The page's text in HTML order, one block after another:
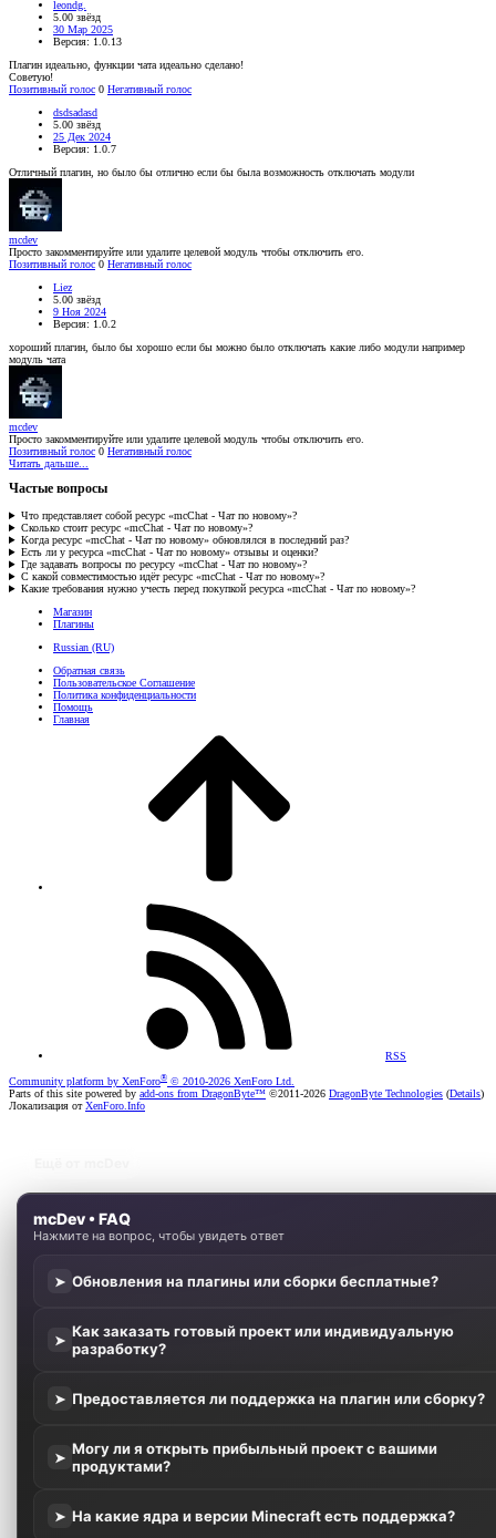
leondg.
5.00 звёзд
30 Мар 2025
Версия: 1.0.13
Плагин идеально, функции чата идеально сделано!
Советую!
Позитивный голос 0 Негативный голос
dsdsadasd
5.00 звёзд
25 Дек 2024
Версия: 1.0.7
Отличный плагин, но было бы отлично если бы была возможность отключать модули
mcdev
Просто закомментируйте или удалите целевой модуль чтобы отключить его.
Позитивный голос 0 Негативный голос
Liez
5.00 звёзд
9 Ноя 2024
Версия: 1.0.2
хороший плагин, было бы хорошо если бы можно было отключать какие либо модули например
модуль чата
mcdev
Просто закомментируйте или удалите целевой модуль чтобы отключить его.
Позитивный голос 0 Негативный голос
Читать дальше...
Частые вопросы
Что представляет собой ресурс «mcChat - Чат по новому»?
Сколько стоит ресурс «mcChat - Чат по новому»?
Когда ресурс «mcChat - Чат по новому» обновлялся в последний раз?
Есть ли у ресурса «mcChat - Чат по новому» отзывы и оценки?
Где задавать вопросы по ресурсу «mcChat - Чат по новому»?
С какой совместимостью идёт ресурс «mcChat - Чат по новому»?
Какие требования нужно учесть перед покупкой ресурса «mcChat - Чат по новому»?
Магазин
Плагины
Russian (RU)
Обратная связь
Пользовательское Соглашение
Политика конфиденциальности
Помощь
Главная
RSS
Community platform by XenForo® © 2010-2026 XenForo Ltd.
Parts of this site powered by add-ons from DragonByte™ ©2011-2026 DragonByte Technologies (Details)
Локализация отXenForo.Info
mcDev • FAQ
Нажмите на вопрос, чтобы увидеть ответ
➤ Обновления на плагины или сборки бесплатные?
➤ Как заказать готовый проект или индивидуальную
разработку?
➤ Предоставляется ли поддержка на плагин или сборку?
➤ Могу ли я открыть прибыльный проект с вашими
продуктами?
➤ На какие ядра и версии Minecraft есть поддержка?